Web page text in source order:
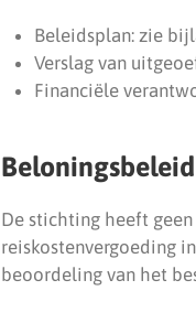
Beleidsplan: zie
Verslag van
Financiële
Beloningsbeleid
De stichting heeft
reiskostenvergoeding
beoordeling van het